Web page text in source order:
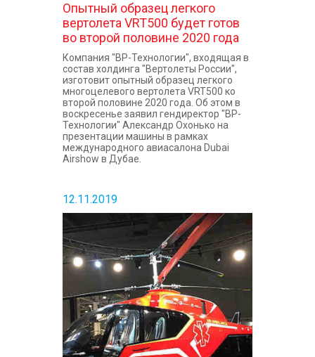
Опытный образец легкого
вертолета VRT500 будет готов
во второй половине 2020 года
Компания "ВР-Технологии", входящая в
состав холдинга "Вертолеты России",
изготовит опытный образец легкого
многоцелевого вертолета VRT500 ко
второй половине 2020 года. Об этом в
воскресенье заявил гендиректор "ВР-
Технологии" Александр Охонько на
презентации машины в рамках
международного авиасалона Dubai
Airshow в Дубае.
12.11.2019